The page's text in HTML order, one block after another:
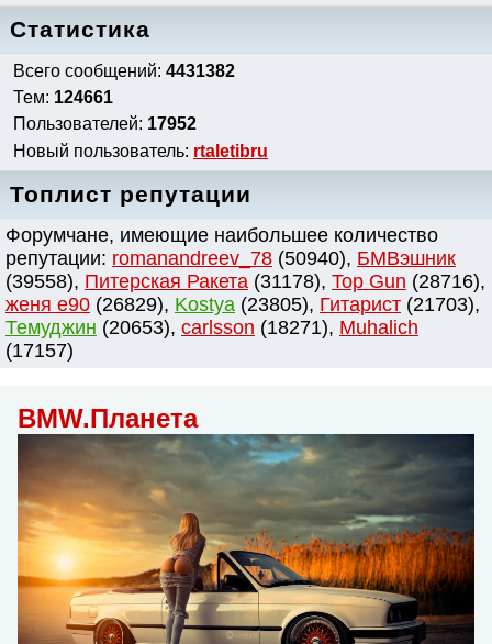
Статистика
Всего сообщений: 4431382
Тем: 124661
Пользователей: 17952
Новый пользователь: rtaletibru
Топлист репутации
Форумчане, имеющие наибольшее количество
репутации: romanandreev_78 (50940), БМВэшник
(39558), Питерская Ракета (31178), Top Gun (28716),
женя e90 (26829), Kostya (23805), Гитарист (21703),
Темуджин (20653), сarlsson (18271), Muhalich
(17157)
BMW.Планета